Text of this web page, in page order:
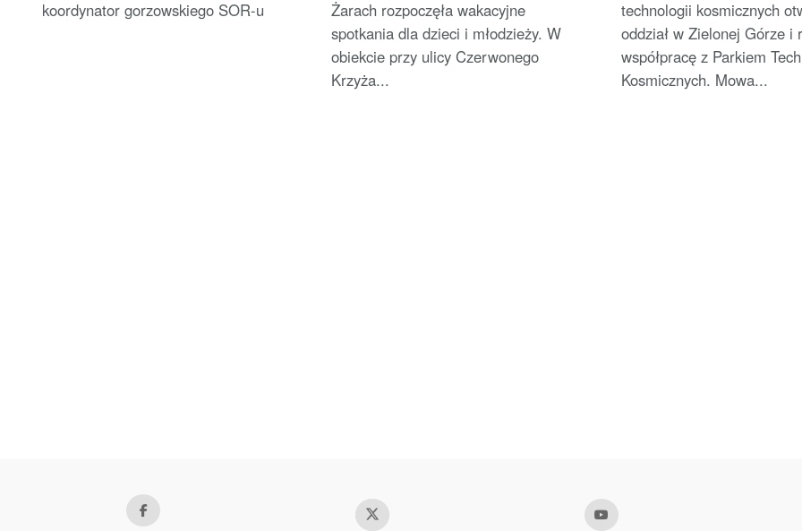
koordynator gorzowskiego SOR-u
Żarach rozpoczęła wakacyjne
spotkania dla dzieci i młodzieży. W
obiekcie przy ulicy Czerwonego
Krzyża...
technologii kosmicznych
oddział w Zielonej Górze i
współpracę z Parkiem
Kosmicznych. Mowa...